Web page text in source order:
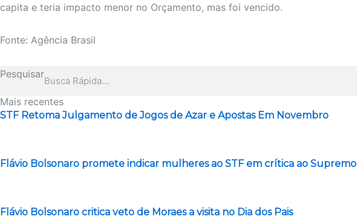
capita e teria impacto menor no Orçamento, mas foi vencido.
Fonte: Agência Brasil
Pesquisar
Mais recentes
STF Retoma Julgamento de Jogos de Azar e Apostas Em Novembro
Flávio Bolsonaro promete indicar mulheres ao STF em crítica ao Supremo
Flávio Bolsonaro critica veto de Moraes a visita no Dia dos Pais